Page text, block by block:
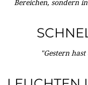
Bereichen, sondern
"Gestern